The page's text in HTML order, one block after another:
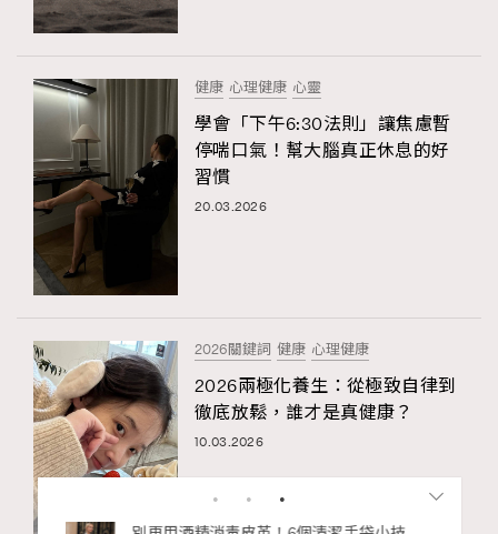
健康 心理健康 心靈
學會「下午6:30法則」讓焦慮暫
停喘口氣！幫大腦真正休息的好
習慣
20.03.2026
2026關鍵詞 健康 心理健康
2026兩極化養生：從極致自律到
徹底放鬆，誰才是真健康？
10.03.2026